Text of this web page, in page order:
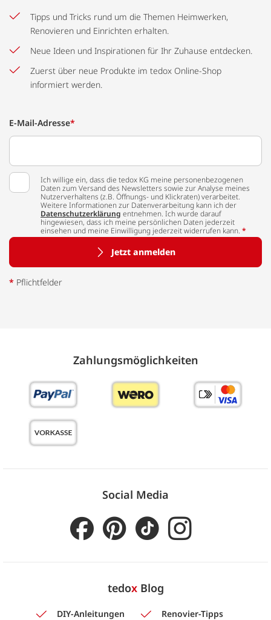
Tipps und Tricks rund um die Themen Heimwerken,
Renovieren und Einrichten erhalten.
Neue Ideen und Inspirationen für Ihr Zuhause entdecken.
Zuerst über neue Produkte im tedox Online-Shop
informiert werden.
E-Mail-Adresse*
Ich willige ein, dass die tedox KG meine personenbezogenen
Daten zum Versand des Newsletters sowie zur Analyse meines
Nutzerverhaltens (z.B. Öffnungs- und Klickraten) verarbeitet.
Weitere Informationen zur Datenverarbeitung kann ich der
Datenschutzerklärung entnehmen. Ich wurde darauf
hingewiesen, dass ich meine persönlichen Daten jederzeit
einsehen und meine Einwilligung jederzeit widerrufen kann. *
Jetzt anmelden
* Pflichtfelder
Zahlungs­möglich­keiten
Social Media
tedoxBlog
DIY-Anleitungen
Renovier-Tipps